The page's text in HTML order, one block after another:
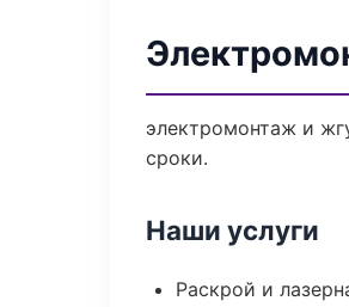
электромонтаж и
сроки.
Наши услуги
Раскрой и